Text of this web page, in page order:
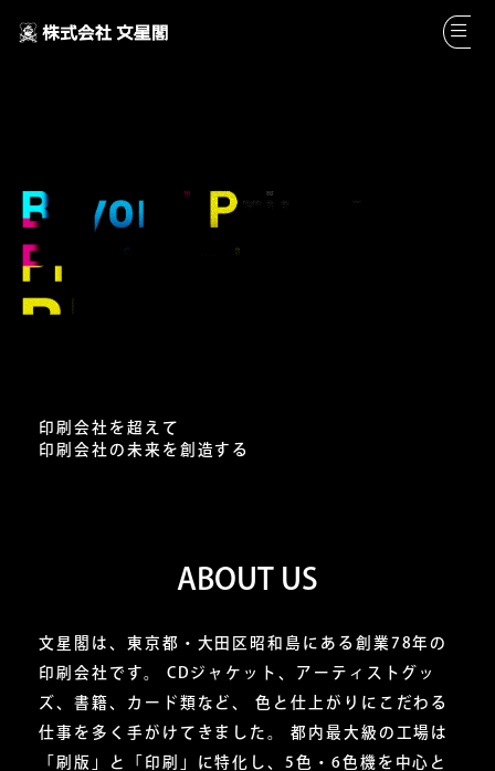
印刷会社を超えて
印刷会社の未来を創造する
ABOUT US
文星閣は、東京都・大田区昭和島にある創業78年の
印刷会社です。 CDジャケット、アーティストグッ
ズ、書籍、カード類など、 色と仕上がりにこだわる
仕事を多く手がけてきました。 都内最大級の工場は
「刷版」と「印刷」に特化し、5色・6色機を中心と